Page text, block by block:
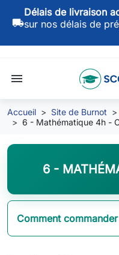
local_shipping
Délais de livraison
sur nos délais de
menu
Accueil Site de Burnot
6 - Mathématique 4h -
6 -
Comment